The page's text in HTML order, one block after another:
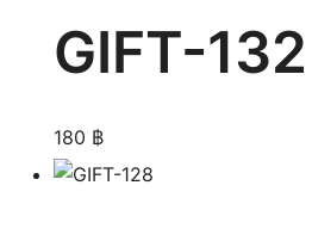
GIFT-132
180 ฿